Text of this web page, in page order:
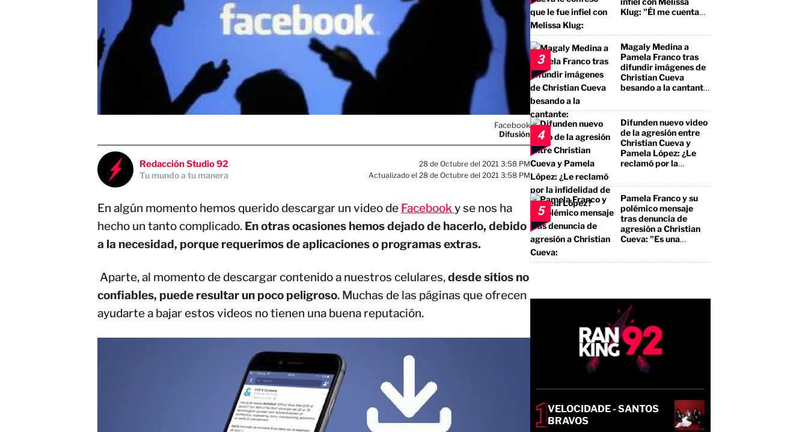
Facebook
Difusión
Redacción Studio 92
Tu mundo a tu manera
28 de Octubre del 2021 3:58 PM
Actualizado el 28 de Octubre del 2021 3:58 PM
En algún momento hemos querido descargar un video de Facebooky se nos ha
hecho un tanto complicado. En otras ocasiones hemos dejado de hacerlo, debido
a la necesidad, porque requerimos de aplicaciones o programas extras.
Aparte, al momento de descargar contenido a nuestros celulares,desde sitios no
confiables, puede resultar un poco peligroso. Muchas de las páginas que ofrecen
ayudarte a bajar estos videos no tienen una buena reputación.
Klug: "Él me cuenta
3
Magaly Medina a
Pamela Franco tras
difundir imágenes de
Christian Cueva
besando a la cantante:
a un borracho, a un
pegalón"
4
Difunden nuevo video
de la agresión entre
Christian Cueva y
Pamela López: ¿Le
reclamó por la
5
Pamela Franco y su
polémico mensaje
tras denuncia de
agresión a Christian
Cueva: "Es una
VELOCIDADE - SANTOS
BRAVOS